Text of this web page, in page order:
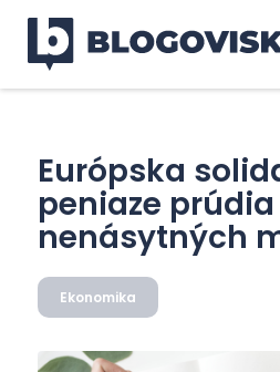
Európska
peniaze
nenásytných
Ekonomika